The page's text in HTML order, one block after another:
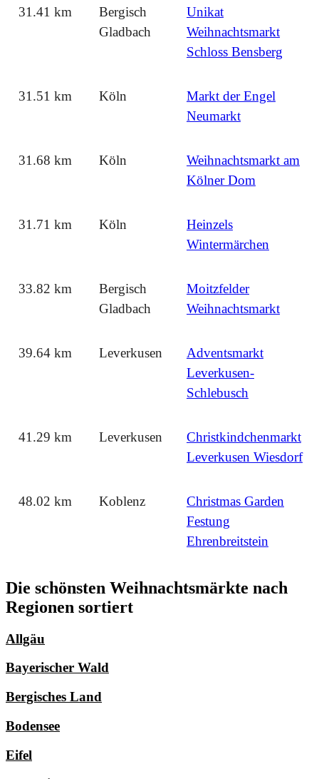
31.41 km
Bergisch
Gladbach
Unikat
Weihnachtsmarkt
Schloss Bensberg
31.51 km Köln
Markt der Engel
Neumarkt
31.68 km Köln
Weihnachtsmarkt am
Kölner Dom
31.71 km Köln
Heinzels
Wintermärchen
33.82 km
Bergisch
Gladbach
Moitzfelder
Weihnachtsmarkt
39.64 km Leverkusen
Adventsmarkt
Leverkusen-
Schlebusch
41.29 km Leverkusen
Christkindchenmarkt
Leverkusen Wiesdorf
48.02 km Koblenz
Christmas Garden
Festung
Ehrenbreitstein
Die schönsten Weihnachtsmärkte nach
Regionen sortiert
Allgäu
Bayerischer Wald
Bergisches Land
Bodensee
Eifel